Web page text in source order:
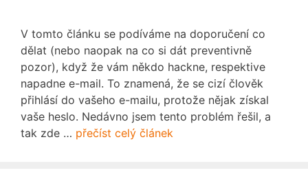
V tomto článku se podíváme na doporučení co
dělat (nebo naopak na co si dát preventivně
pozor), když že vám někdo hackne, respektive
napadne e-mail. To znamená, že se cizí člověk
přihlásí do vašeho e-mailu, protože nějak získal
vaše heslo. Nedávno jsem tento problém řešil, a
tak zde … přečíst celý článek